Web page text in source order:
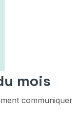
mois
communiquer